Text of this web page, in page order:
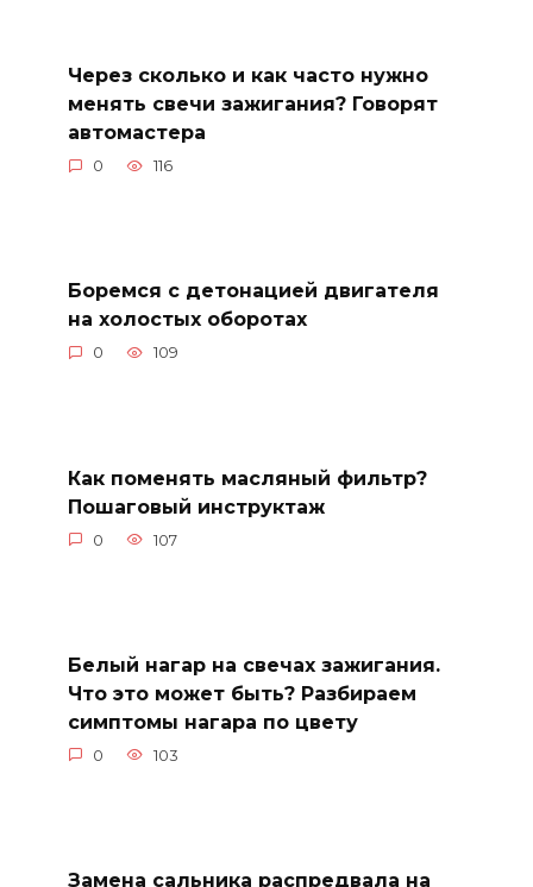
Через сколько и как часто нужно
менять свечи зажигания? Говорят
автомастера
0 116
Боремся с детонацией двигателя
на холостых оборотах
0 109
Как поменять масляный фильтр?
Пошаговый инструктаж
0 107
Белый нагар на свечах зажигания.
Что это может быть? Разбираем
симптомы нагара по цвету
0 103
Замена сальника распредвала на